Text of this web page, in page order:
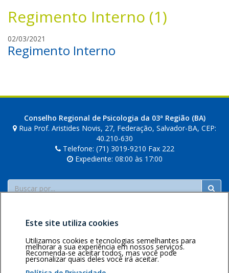
Regimento Interno (1)
02/03/2021
a
e
a
f
r
Regimento Interno
Conselho Regional de Psicologia da 03ª Região (BA)
Rua Prof. Aristides Novis, 27, Federação, Salvador-BA, CEP:
40.210-630
Telefone: (71) 3019-9210 Fax 222
Expediente: 08:00 às 17:00
Buscar
Área restritaPolítica de
privacidadePersonalização
Este site utiliza cookies
Utilizamos cookies e tecnologias semelhantes para
melhorar a sua experiência em nossos serviços.
Recomenda-se aceitar todos, mas você pode
personalizar quais deles você irá aceitar.